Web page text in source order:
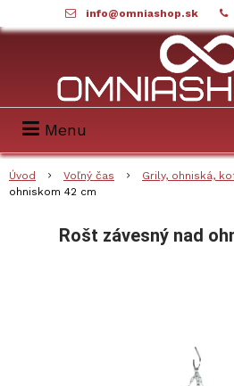
info@omniashop.sk
Menu
Úvod Voľný čas Grily, ohniská,
ohniskom 42 cm
Rošt závesný nad